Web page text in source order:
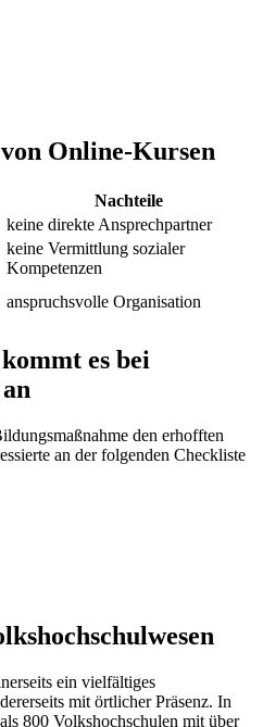
Online-Kursen
Nachteile
keine direkte Ansprechpartner
keine Vermittlung sozialer
Kompetenzen
anspruchsvolle Organisation
es bei
den erhofften
an der folgenden Checkliste
ein vielfältiges
mit örtlicher Präsenz. In
800 Volkshochschulen mit über